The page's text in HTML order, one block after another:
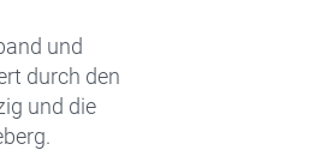
und
durch den
und die